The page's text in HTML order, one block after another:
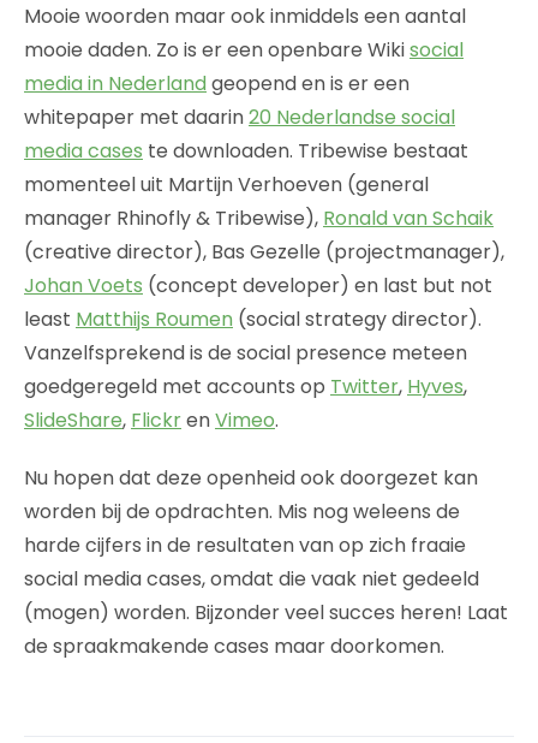
Mooie woorden maar ook inmiddels een aantal
mooie daden. Zo is er een openbare Wikisocial
media in Nederland geopend en is er een
whitepaper met daarin20 Nederlandse social
media cases te downloaden. Tribewise bestaat
momenteel uit Martijn Verhoeven (general
manager Rhinofly & Tribewise), Ronald van Schaik
(creative director), Bas Gezelle (projectmanager),
Johan Voets (concept developer) en last but not
least Matthijs Roumen (social strategy director).
Vanzelfsprekend is de social presence meteen
goedgeregeld met accounts op Twitter, Hyves,
SlideShare, FlickrenVimeo.
Nu hopen dat deze openheid ook doorgezet kan
worden bij de opdrachten. Mis nog weleens de
harde cijfers in de resultaten van op zich fraaie
social media cases, omdat die vaak niet gedeeld
(mogen) worden. Bijzonder veel succes heren! Laat
de spraakmakende cases maar doorkomen.